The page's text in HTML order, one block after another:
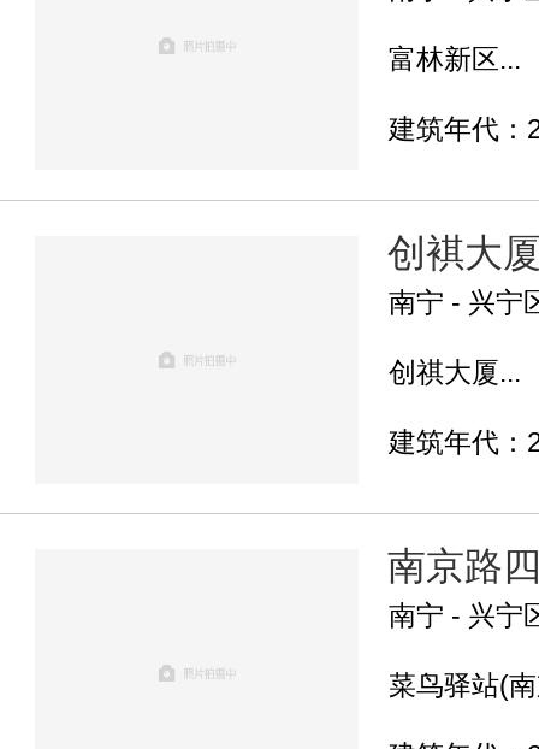
富林新区...
建筑年代：
创褀大
南宁 - 兴宁
创祺大厦...
建筑年代：
南京路
南宁 - 兴宁
菜鸟驿站(